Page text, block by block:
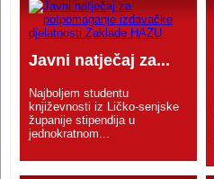
Javni natječaj za...
Najboljem studentu
književnosti iz Ličko-senjske
županije stipendija u
jednokratnom...